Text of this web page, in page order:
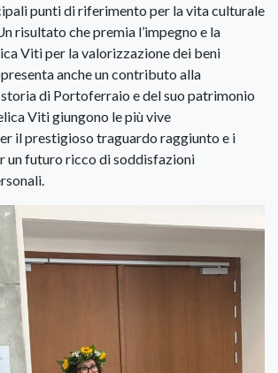
punti di riferimento per la vita culturale
risultato che premia l’impegno e la
Viti per la valorizzazione dei beni
anche un contributo alla
di Portoferraio e del suo patrimonio
Viti giungono le più vive
il prestigioso traguardo raggiunto e i
un futuro ricco di soddisfazioni